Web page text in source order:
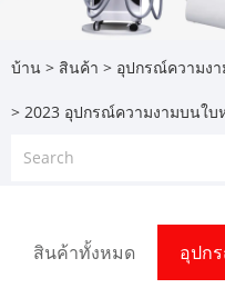
บ้าน > สินค้า > อุปกรณ์ความงา
> 2023 อุปกรณ์ความงามบนใบ
สินค้าทั้งหมด อุปก